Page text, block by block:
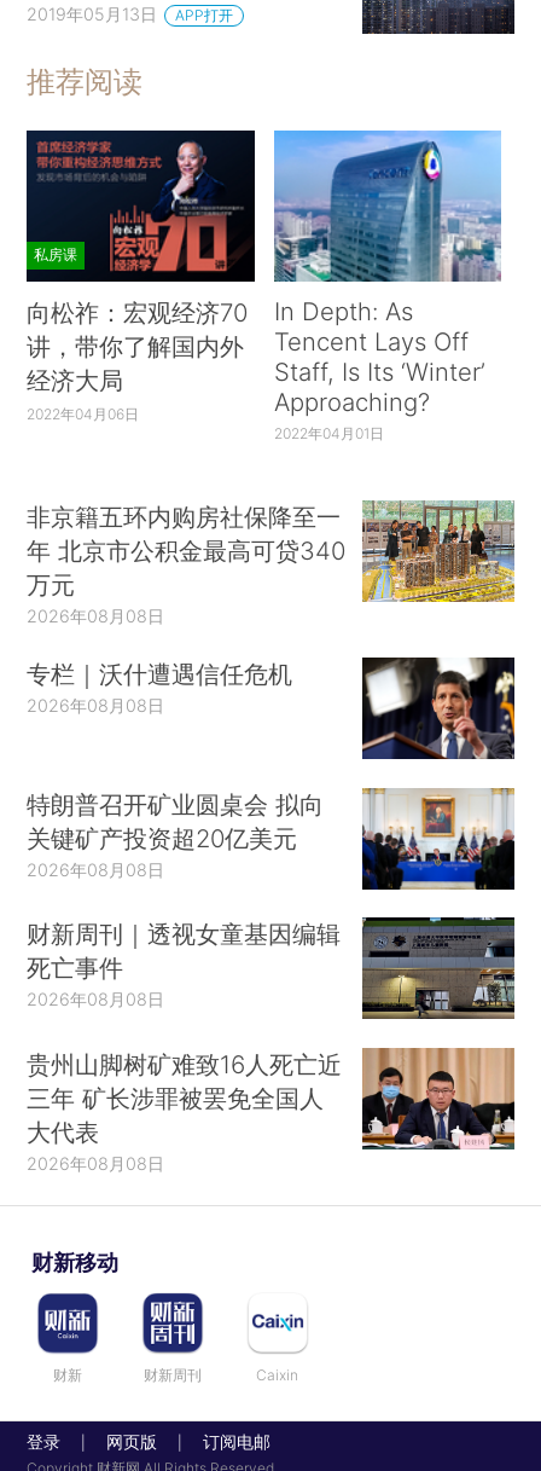
2019年05月13日 APP打开
推荐阅读
私房课
向松祚：宏观经济70
讲，带你了解国内外
经济大局
2022年04月06日
In Depth: As
Tencent Lays Off
Staff, Is Its ‘Winter’
Approaching?
2022年04月01日
非京籍五环内购房社保降至一
年 北京市公积金最高可贷340
万元
2026年08月08日
专栏｜沃什遭遇信任危机
2026年08月08日
特朗普召开矿业圆桌会 拟向
关键矿产投资超20亿美元
2026年08月08日
财新周刊｜透视女童基因编辑
死亡事件
2026年08月08日
贵州山脚树矿难致16人死亡近
三年 矿长涉罪被罢免全国人
大代表
2026年08月08日
财新移动
财新 财新周刊 Caixin
登录 网页版 订阅电邮